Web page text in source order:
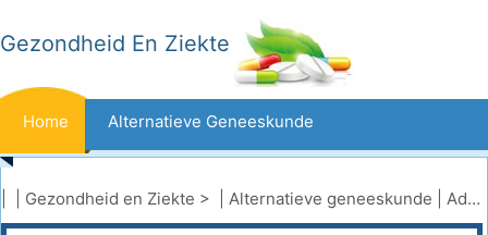
Gezondheid En Ziekte
Home Alternatieve Geneeskunde
Beten En Steken Kanker
Gezondheid en Ziekte > | Alternatieve geneeskunde Ademwerk